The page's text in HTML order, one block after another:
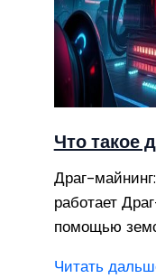
Что такое
Драг-
работает
помощью
Читать